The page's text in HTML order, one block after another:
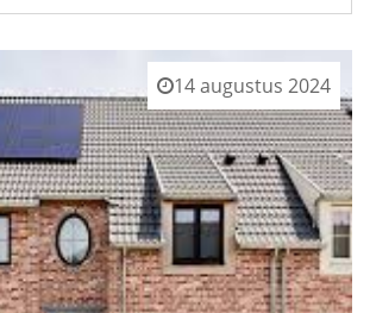
14 augustus 2024